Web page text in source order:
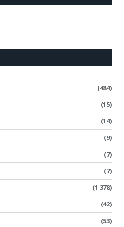
(484)
(15)
(14)
(9)
(7)
(7)
(1 378)
(42)
(53)